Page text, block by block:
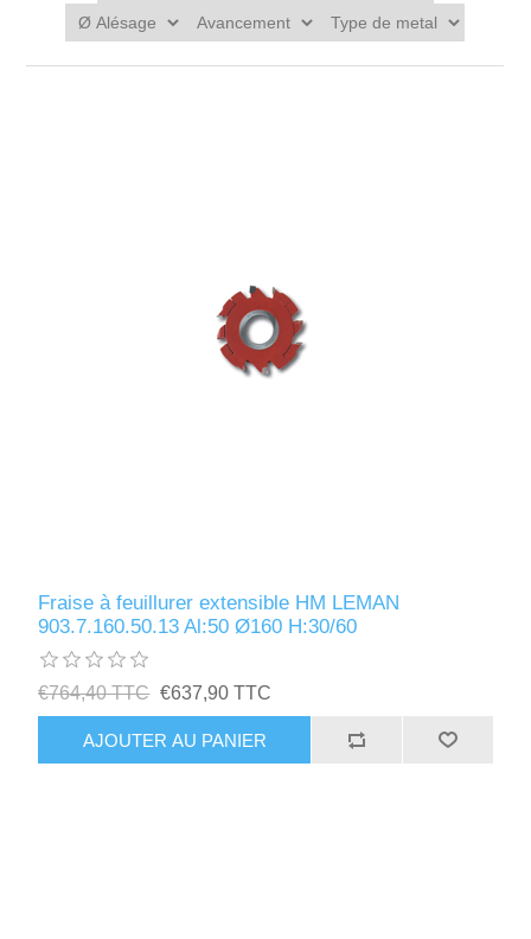
Fraise à feuillurer extensible HM LEMAN
903.7.160.50.13 Al:50 Ø160 H:30/60
€764,40 TTC €637,90 TTC